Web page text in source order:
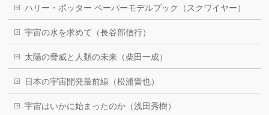
ハリー・ポッター ペーパーモデルブック（スクワイヤー）
宇宙の水を求めて（長谷部信行）
太陽の脅威と人類の未来（柴田一成）
日本の宇宙開発最前線（松浦晋也）
宇宙はいかに始まったのか（浅田秀樹）